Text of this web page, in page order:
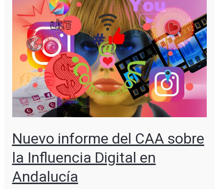
Nuevo informe del CAA sobre
la Influencia Digital en
Andalucía